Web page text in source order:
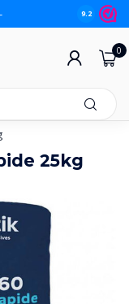
9.2
0
25kg